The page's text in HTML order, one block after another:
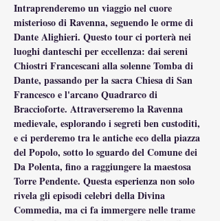
Intraprenderemo un viaggio nel cuore
misterioso di Ravenna, seguendo le orme di
Dante Alighieri. Questo tour ci porterà nei
luoghi danteschi per eccellenza: dai sereni
Chiostri Francescani alla solenne Tomba di
Dante, passando per la sacra Chiesa di San
Francesco e l'arcano Quadrarco di
Braccioforte. Attraverseremo la Ravenna
medievale, esplorando i segreti ben custoditi,
e ci perderemo tra le antiche eco della piazza
del Popolo, sotto lo sguardo del Comune dei
Da Polenta, fino a raggiungere la maestosa
Torre Pendente. Questa esperienza non solo
rivela gli episodi celebri della Divina
Commedia, ma ci fa immergere nelle trame